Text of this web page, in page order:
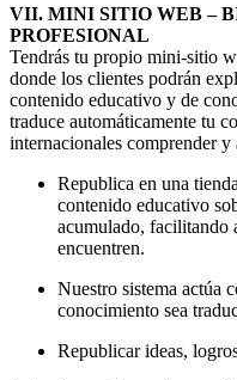
VII. MINI SITIO WEB –
PROFESIONAL
Tendrás tu propio mini-sitio
donde los clientes podrán
contenido educativo y de
traduce automáticamente tu
internacionales comprender y
Republica en una
contenido educativo
acumulado, facilitando
encuentren.
Nuestro sistema actúa
conocimiento sea
Republicar ideas,